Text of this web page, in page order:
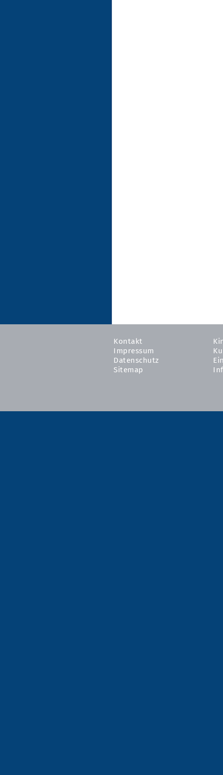
Kontakt
Impressum
Datenschutz
Sitemap